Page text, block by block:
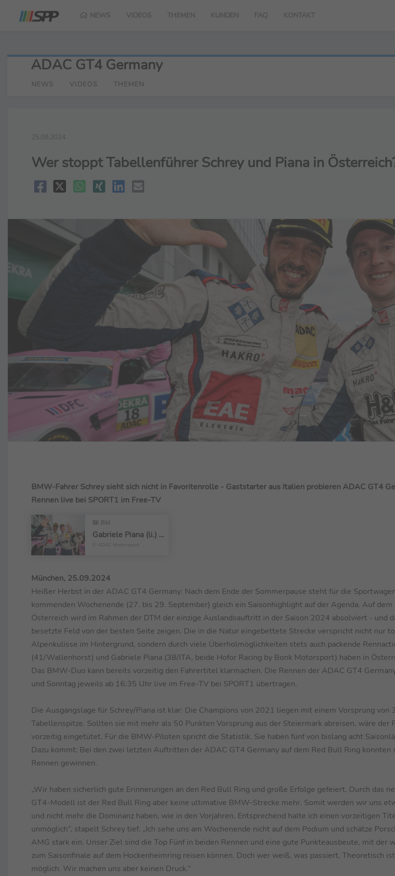
NEWS VIDEOS THEMEN KUNDEN FAQ KONTAKT
ADAC GT4 Germany
NEWS VIDEOS THEMEN
25.09.2024
Wer stoppt Tabellenführer Schrey und Piana in
BMW-Fahrer Schrey sieht sich nicht in Favoritenrolle - Gaststarter aus Italien probieren ADAC GT4
Rennen live bei SPORT1 im Free-TV
Bild
Gabriele Piana (li.) und Michael Schrey freuen sich über bereits fünf Saisonsiege
© ADAC Motorsport
München, 25.09.2024
Heißer Herbst in der ADAC GT4 Germany: Nach dem Ende der Sommerpause steht für die
kommenden Wochenende (27. bis 29. September) gleich ein Saisonhighlight auf der Agenda. Auf dem
Österreich wird im Rahmen der DTM der einzige Auslandsauftritt in der Saison 2024 absolviert - und
besetzte Feld von der besten Seite zeigen. Die in die Natur eingebettete Strecke verspricht nicht nur
Alpenkulisse im Hintergrund, sondern durch viele Überholmöglichkeiten stets auch packende
(41/Wallenhorst) und Gabriele Piana (38/ITA, beide Hofor Racing by Bonk Motorsport) haben in
Das BMW-Duo kann bereits vorzeitig den Fahrertitel klarmachen. Die Rennen der ADAC GT4
und Sonntag jeweils ab 16:35 Uhr live im Free-TV bei SPORT1 übertragen.
Die Ausgangslage für Schrey/Piana ist klar: Die Champions von 2021 liegen mit einem Vorsprung von
Tabellenspitze. Sollten sie mit mehr als 50 Punkten Vorsprung aus der Steiermark abreisen, wäre der
vorzeitig eingetütet. Für die BMW-Piloten spricht die Statistik. Sie haben fünf von bislang acht
Dazu kommt: Bei den zwei letzten Auftritten der ADAC GT4 Germany auf dem Red Bull Ring konnten
Rennen gewinnen.
„Wir haben sicherlich gute Erinnerungen an den Red Bull Ring und große Erfolge gefeiert. Durch das
GT4-Modell ist der Red Bull Ring aber keine ultimative BMW-Strecke mehr. Somit werden wir uns
und nicht mehr die Dominanz haben, wie in den Vorjahren. Entsprechend halte ich einen vorzeitigen
unmöglich“, stapelt Schrey tief. „Ich sehe uns am Wochenende nicht auf dem Podium und schätze
AMG stark ein. Unser Ziel sind die Top Fünf in beiden Rennen und eine gute Punkteausbeute, mit der
zum Saisonfinale auf dem Hockenheimring reisen können. Doch wer weiß, was passiert. Theoretisch
möglich. Wir machen uns aber keinen Druck.“